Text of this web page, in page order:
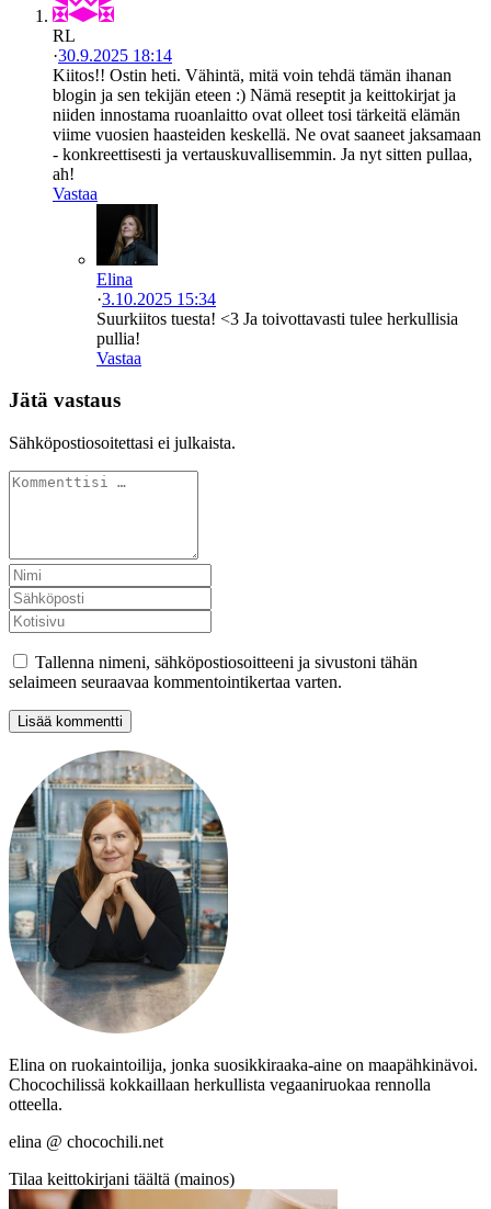
RL
·30.9.2025 18:14
Kiitos!! Ostin heti. Vähintä, mitä voin tehdä tämän ihanan
blogin ja sen tekijän eteen :) Nämä reseptit ja keittokirjat ja
niiden innostama ruoanlaitto ovat olleet tosi tärkeitä elämän
viime vuosien haasteiden keskellä. Ne ovat saaneet jaksamaan
- konkreettisesti ja vertauskuvallisemmin. Ja nyt sitten pullaa,
ah!
Vastaa
Elina
·3.10.2025 15:34
Suurkiitos tuesta! <3 Ja toivottavasti tulee herkullisia
pullia!
Vastaa
Jätä vastaus
Sähköpostiosoitettasi ei julkaista.
Tallenna nimeni, sähköpostiosoitteeni ja sivustoni tähän
selaimeen seuraavaa kommentointikertaa varten.
Elina on ruokaintoilija, jonka suosikkiraaka-aine on maapähkinävoi.
Chocochilissä kokkaillaan herkullista vegaaniruokaa rennolla
otteella.
elina @ chocochili.net
Tilaa keittokirjani täältä (mainos)